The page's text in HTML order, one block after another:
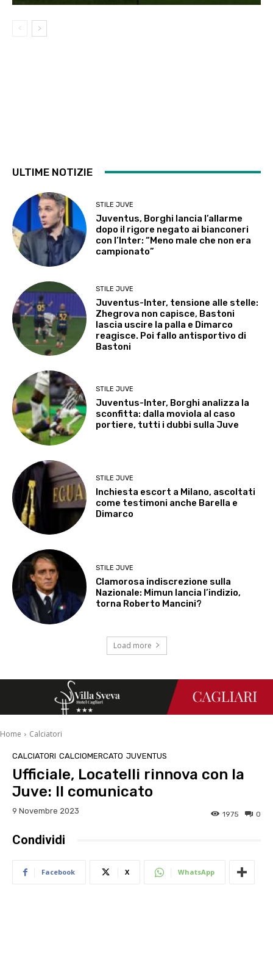
ULTIME NOTIZIE
STILE JUVE
Juventus, Borghi lancia l’allarme
dopo il rigore negato ai bianconeri
con l’Inter: “Meno male che non era
campionato”
STILE JUVE
Juventus-Inter, tensione alle stelle:
Zhegrova non capisce, Bastoni
lascia uscire la palla e Dimarco
reagisce. Poi fallo antisportivo di
Bastoni
STILE JUVE
Juventus-Inter, Borghi analizza la
sconfitta: dalla moviola al caso
portiere, tutti i dubbi sulla Juve
STILE JUVE
Inchiesta escort a Milano, ascoltati
come testimoni anche Barella e
Dimarco
STILE JUVE
Clamorosa indiscrezione sulla
Nazionale: Mimun lancia l’indizio,
torna Roberto Mancini?
Load more